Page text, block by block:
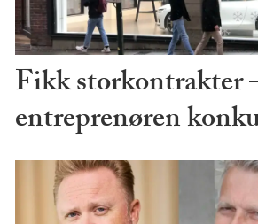
Fikk storkontrakter
entreprenøren